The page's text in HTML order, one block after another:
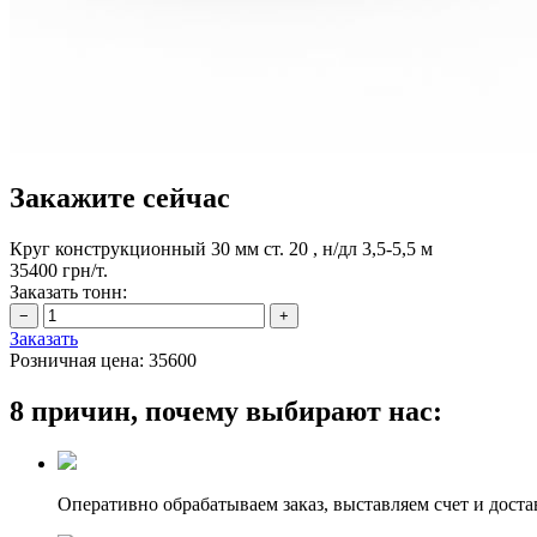
Закажите сейчас
Круг конструкционный 30 мм ст. 20 , н/дл 3,5-5,5 м
35400 грн/т.
Заказать тонн:
Заказать
Розничная цена: 35600
8 причин, почему выбирают нас:
Оперативно обрабатываем заказ, выставляем счет и